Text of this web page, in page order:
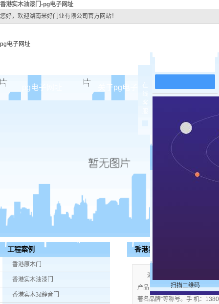
香港实木油漆门-pg电子网址
您好，欢迎湖南米好门业有限公司官方网站！
pg电子网址
pg电子网址 关于pg电子网址
公司团队
pg电子网址
香港实木
香港实木
香港烤
香港实木
工程案例
香港原木门
香港实木油漆门
香港实木3d静音门
香港实木油漆门
湖南米好门业有限公司公
产品；企业视产品质量为生命
著名品牌”等称号。手 机：
在
扫描二维码